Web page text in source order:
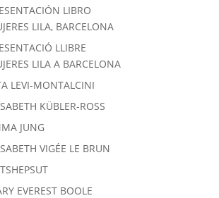
LIBRO
LILA, BARCELONA
LLIBRE
LILA A BARCELONA
LEVI-MONTALCINI
KÜBLER-ROSS
JUNG
VIGÉE LE BRUN
EVEREST BOOLE